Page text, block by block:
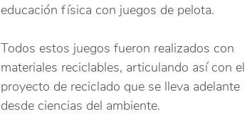
educación física con juegos de pelota.
Todos estos juegos fueron realizados con
materiales reciclables, articulando así con el
proyecto de reciclado que se lleva adelante
desde ciencias del ambiente.